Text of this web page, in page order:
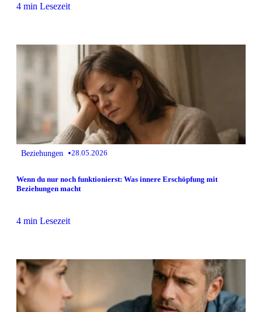
4 min Lesezeit
Beziehungen •28.05.2026
Wenn du nur noch funktionierst: Was innere Erschöpfung mit
Beziehungen macht
4 min Lesezeit